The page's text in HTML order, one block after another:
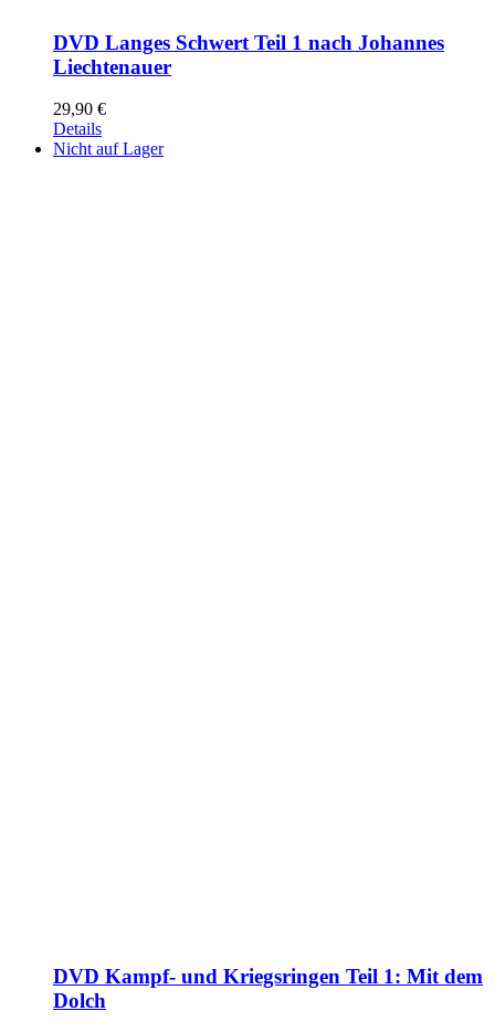
DVD Langes Schwert Teil 1 nach Johannes
Liechtenauer
29,90 €
Details
Nicht auf Lager
DVD Kampf- und Kriegsringen Teil 1: Mit dem
Dolch